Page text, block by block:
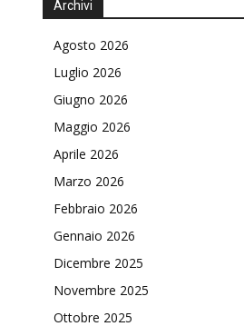
Archivi
Agosto 2026
Luglio 2026
Giugno 2026
Maggio 2026
Aprile 2026
Marzo 2026
Febbraio 2026
Gennaio 2026
Dicembre 2025
Novembre 2025
Ottobre 2025